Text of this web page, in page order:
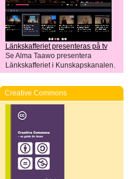
Länkskafferiet presenteras på tv
Se Alma Taawo presentera
Länkskafferiet i Kunskapskanalen.
Creative Commons